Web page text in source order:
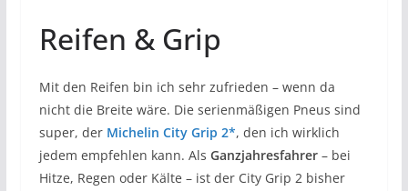
Reifen & Grip
Mit den Reifen bin ich sehr zufrieden – wenn da
nicht die Breite wäre. Die serienmäßigen Pneus sind
super, der Michelin City Grip 2*, den ich wirklich
jedem empfehlen kann. Als Ganzjahresfahrer– bei
Hitze, Regen oder Kälte – ist der City Grip 2 bisher